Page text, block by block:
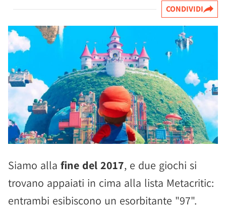
CONDIVIDI
Siamo alla fine del 2017, e due giochi si
trovano appaiati in cima alla lista Metacritic:
entrambi esibiscono un esorbitante "97".